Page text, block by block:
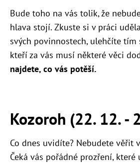
Bude toho na vás tolik, že
hlava stojí. Zkuste si v práci
svých povinnostech, ulehčíte tím
kteří za vás musí některé věci
najdete, co vás potěší.
Kozoroh (22. 12. -
Co dnes uvidíte? Nebudete věřit
Čeká vás pořádné prozření, které